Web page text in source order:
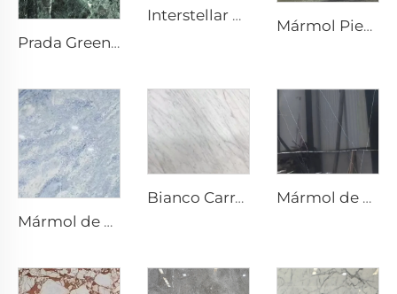
Prada Green Verde Piedra Natural Mármol con Vetas y Patrón Blancos
Interstellar Grey Gris Piedra Natural Mármol con Textura Moteada y Punteados Plateado-Gris
Mármol Piedra Natural Super Verde
Mármol de piedra natural Gris Blanco Cristal Azul con textura gris azulada y manchas brillantes
Bianco Carrara Blanco Piedra Natural Mármol con Venas Grises Claras Mármol de piedra natural Nero Marquina Negro con textura de veta blanca tipo craquelado